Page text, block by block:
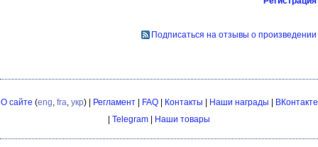
Подписаться на отзывы о произведении
О сайте (eng fra укр) | Регламент| FAQ| Контакты | Наши награды | ВКонтакте
| Telegram | Наши товары